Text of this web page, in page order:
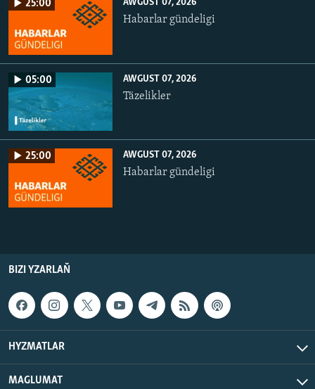
25:00 AWGUST 07, 2026
Habarlar gündeligi
05:00 AWGUST 07, 2026
Täzelikler
25:00 AWGUST 07, 2026
Habarlar gündeligi
BIZI YZARLAŇ
HYZMATLAR
MAGLUMAT